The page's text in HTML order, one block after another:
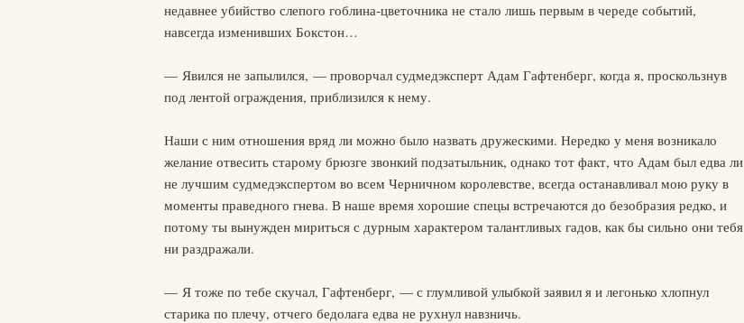
недавнее убийство слепого гоблина-цветочника не стало лишь первым в череде событий,
навсегда изменивших Бокстон…
— Явился не запылился, — проворчал судмедэксперт Адам Гафтенберг, когда я, проскользнув
под лентой ограждения, приблизился к нему.
Наши с ним отношения вряд ли можно было назвать дружескими. Нередко у меня возникало
желание отвесить старому брюзге звонкий подзатыльник, однако тот факт, что Адам был едва ли
не лучшим судмедэкспертом во всем Черничном королевстве, всегда останавливал мою руку в
моменты праведного гнева. В наше время хорошие спецы встречаются до безобразия редко, и
потому ты вынужден мириться с дурным характером талантливых гадов, как бы сильно они тебя
ни раздражали.
— Я тоже по тебе скучал, Гафтенберг, — с глумливой улыбкой заявил я и легонько хлопнул
старика по плечу, отчего бедолага едва не рухнул навзничь.